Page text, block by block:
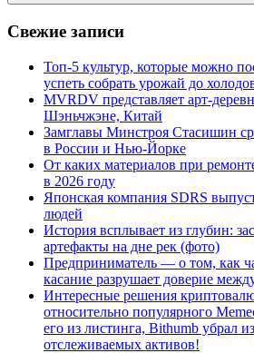
Поиск
Свежие записи
Топ-5 культур, которые можно
успеть собрать урожай до
MVRDV представляет арт-
Шэньчжэне, Китай
Замглавы Минстроя Стасишин
в России и Нью-Йорке
От каких материалов при
в 2026 году
Японская компания SDRS
людей
История всплывает из глубин:
артефакты на дне рек (фото)
Предприниматель — о том, как
касание разрушает доверие
Интересные решения
относительно популярного
его из листинга, Bithumb убрал
отслеживаемых активов!